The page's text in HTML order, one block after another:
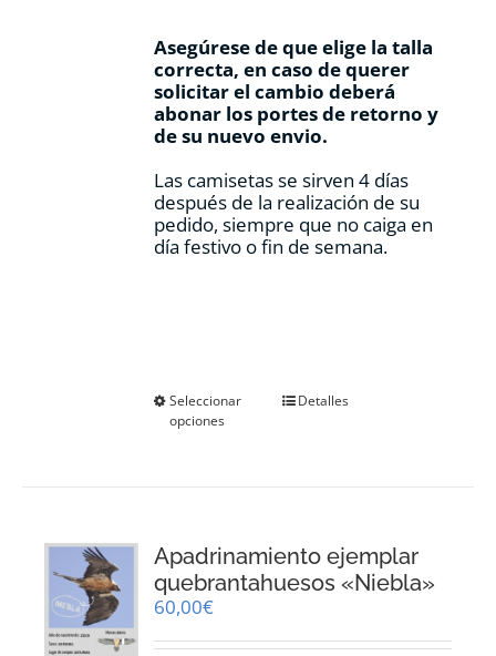
Asegúrese de que elige la talla
correcta, en caso de querer
solicitar el cambio deberá
abonar los portes de retorno y
de su nuevo envio.
Las camisetas se sirven 4 días
después de la realización de su
pedido, siempre que no caiga en
día festivo o fin de semana.
Seleccionar
opciones
Este
se
pueden
la
Detalles
Apadrinamiento ejemplar
quebrantahuesos «Niebla»
60,00€